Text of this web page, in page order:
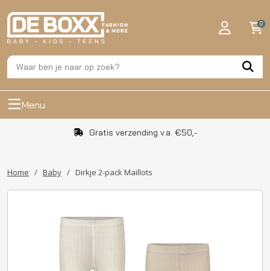
0
Menu
Gratis verzending v.a. €50,-
Home / Baby / Dirkje 2-pack Maillots